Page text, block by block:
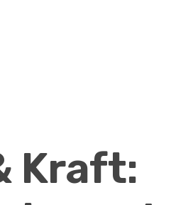
Kraft: